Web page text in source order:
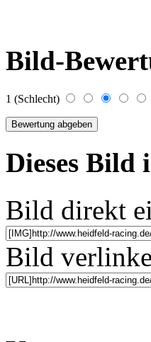
Bild-
1 (Schlecht)
Dieses Bild
Bild direkt
Bild